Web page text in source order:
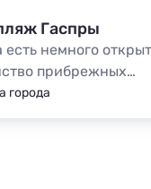
Гаспры
есть немного
прибрежных
санаториям.
дороги
города